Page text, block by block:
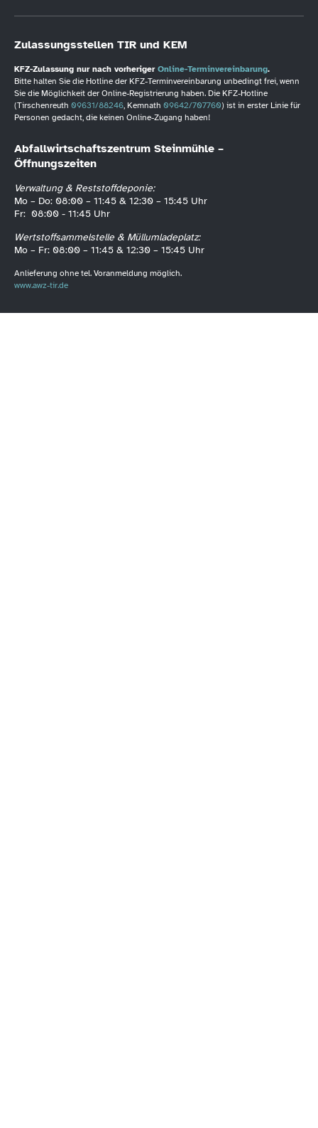
Zulassungsstellen TIR und KEM
KFZ-Zulassung nur nach vorheriger Online-Terminvereinbarung.
Bitte halten Sie die Hotline der KFZ-Terminvereinbarung unbedingt frei, wenn
Sie die Möglichkeit der Online-Registrierung haben. Die KFZ-Hotline
(Tirschenreuth 09631/88246, Kemnath 09642/707760) ist in erster Linie für
Personen gedacht, die keinen Online-Zugang haben!
Abfallwirtschaftszentrum Steinmühle –
Öffnungszeiten
Verwaltung & Reststoffdeponie:
Mo – Do: 08:00 – 11:45 & 12:30 – 15:45 Uhr
Fr: 08:00 - 11:45 Uhr
Wertstoffsammelstelle & Müllumladeplatz:
Mo – Fr: 08:00 – 11:45 & 12:30 – 15:45 Uhr
Anlieferung ohne tel. Voranmeldung möglich.
www.awz-tir.de